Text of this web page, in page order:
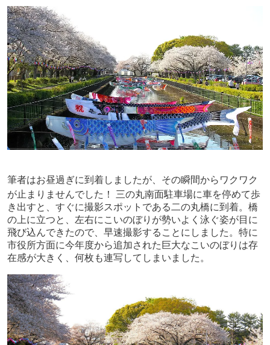
筆者はお昼過ぎに到着しましたが、その瞬間からワクワク
が止まりませんでした！
三の丸南面駐車場に車を停めて歩
き出すと、すぐに撮影スポットである二の丸橋に到着。橋
の上に立つと、左右にこいのぼりが勢いよく泳ぐ姿が目に
飛び込んできたので、早速撮影することにしました。特に
市役所方面に今年度から追加された巨大なこいのぼりは存
在感が大きく、何枚も連写してしまいました。